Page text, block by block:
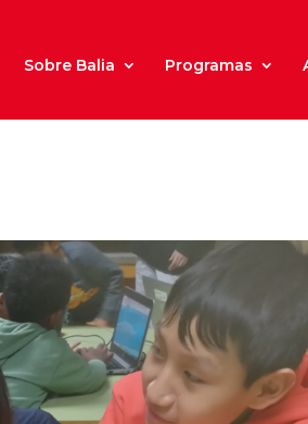
Sobre Balia Programas